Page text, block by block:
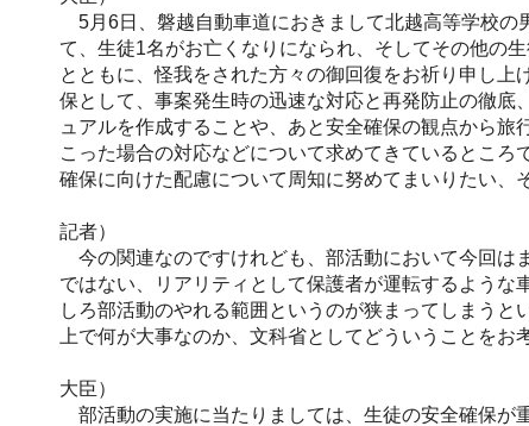
5月6日、磐越自動車道におきまして北越高等学校の
て、生徒1名がお亡くなりになられ、そしてその他の
とともに、怪我をされた方々の御回復をお祈り申し
保として、事案発生時の迅速な対応と再発防止の徹
ュアルを作成することや、あと安全確保の観点から
こった場合の対応などについて求めてきているとこ
確保に向けた配慮について周知に努めてまいりたい、
記者）
今の関連なのですけれども、部活動において今回は
ではない、リアリティとして保護者が運転するよう
しろ部活動のやれる範囲というのが狭まってしまう
上で何が大事なのか、文科省としてどういうことをお
大臣）
部活動の実施に当たりましては、生徒の安全確保が